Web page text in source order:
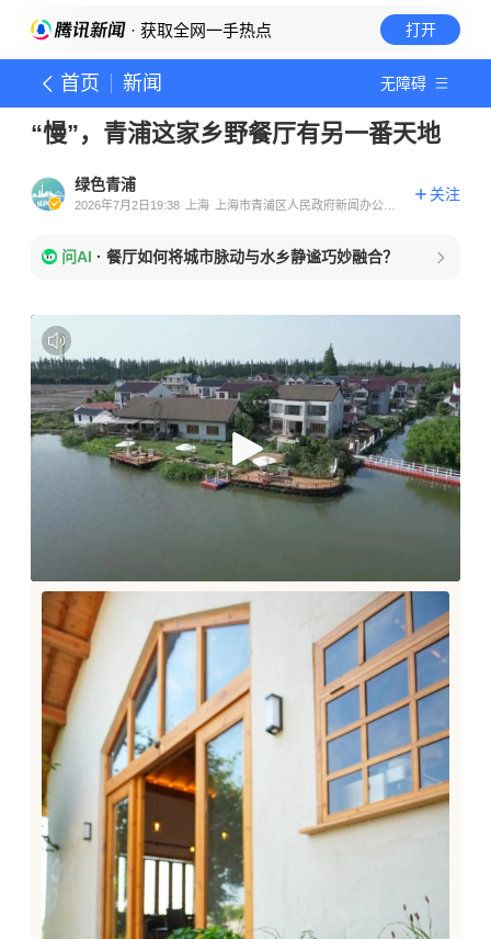
· 获取全网一手热点 打开
首页 新闻 无障碍
“慢”，青浦这家乡野餐厅有另一番天地
绿色青浦
2026年7月2日19:38 上海
上海市青浦区人民政府新闻办公室
关注
问AI · 餐厅如何将城市脉动与水乡静谧巧妙融合？